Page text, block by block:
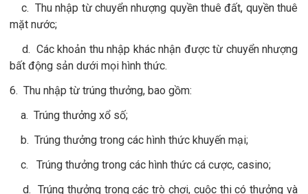
c. Thu nhập từ chuyển nhượng quyền thuê đất, quyền thuê
mặt nước;
d. Các khoản thu nhập khác nhận được từ chuyển nhượng
bất động sản dưới mọi hình thức.
6. Thu nhập từ trúng thưởng, bao gồm:
a. Trúng thưởng xổ số;
b. Trúng thưởng trong các hình thức khuyến mại;
c. Trúng thưởng trong các hình thức cá cược, casino;
d. Trúng thưởng trong các trò chơi, cuộc thi có thưởng và